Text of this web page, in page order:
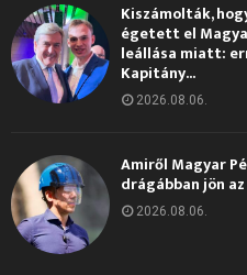
Kiszámolták,
égetett el
leállása miatt:
Kapitány...
2026.08.06.
Amiről Magyar
drágábban jön
2026.08.06.